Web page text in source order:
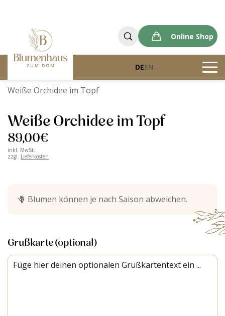
Online Shop
DEEN
Weiße Orchidee im Topf
Weiße Orchidee im Topf
89,00€
inkl. MwSt.
zzgl. Lieferkosten
🪻 Blumen können je nach Saison abweichen.
Grußkarte (optional)